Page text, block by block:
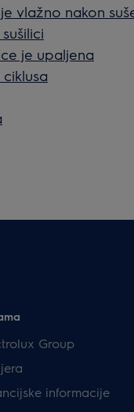
vlažno nakon
je upaljena
Group
informacije